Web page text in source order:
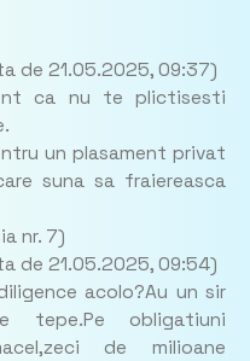
de 21.05.2025, 09:37)
ca nu te plictisesti
un plasament privat
suna sa fraiereasca
nr. 7)
de 21.05.2025, 09:54)
acolo?Au un sir
obligatiuni
de milioane